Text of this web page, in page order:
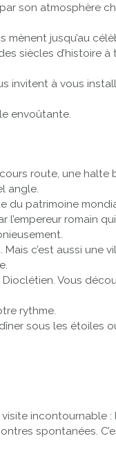
son atmosphère
jusqu’au
siècles d’histoire
invitent à vous
envoûtante.
route, une
angle.
patrimoine
romain qui
c’est aussi une
Vous
rythme.
sous les étoiles
incontournable
spontanées.